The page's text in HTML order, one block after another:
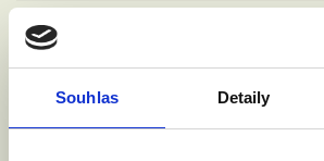
Souhlas Detaily
Kde žijete?